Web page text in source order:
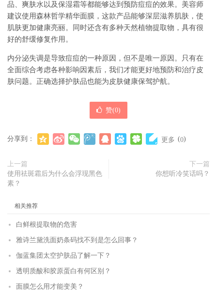
品、爽肤水以及保湿霜等都能够达到预防痘痘的效果。美容师
建议使用森林哲学精华面膜，这款产品能够深层滋养肌肤，使
肌肤更加健康亮丽。同时还含有多种天然植物提取物，具有很
好的舒缓修复作用。
内分泌失调是导致痘痘的一种原因，但不是唯一原因。只有在
全面综合考虑各种影响因素后，我们才能更好地预防和治疗皮
肤问题。正确选择护肤品也能为皮肤健康保驾护航。
赞(0)
分享到： 更多 (0)
上一篇
使用祛斑霜后为什么会浮现黑色
素？
下一篇
你想听冷笑话吗？
相关推荐
白鲜根提取物的危害
雅诗兰黛洗面奶条码找不到是怎么回事？
伽蓝集团太空护肤品了解一下？
透明质酸和胶原蛋白有何区别？
面膜怎么用才能变美？